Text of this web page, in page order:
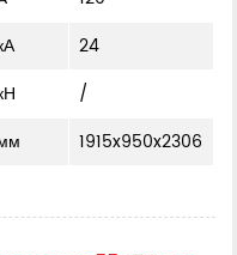
24
/
1915x950x2306